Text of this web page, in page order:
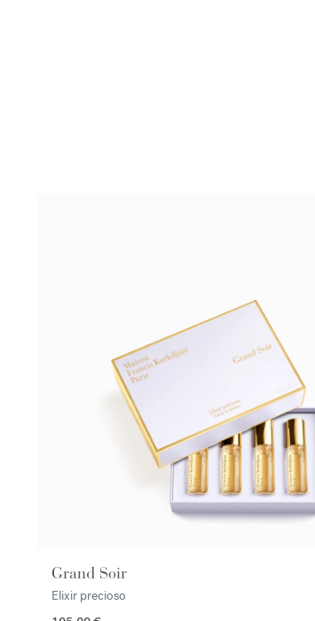
Grand Soir
Elixir precioso